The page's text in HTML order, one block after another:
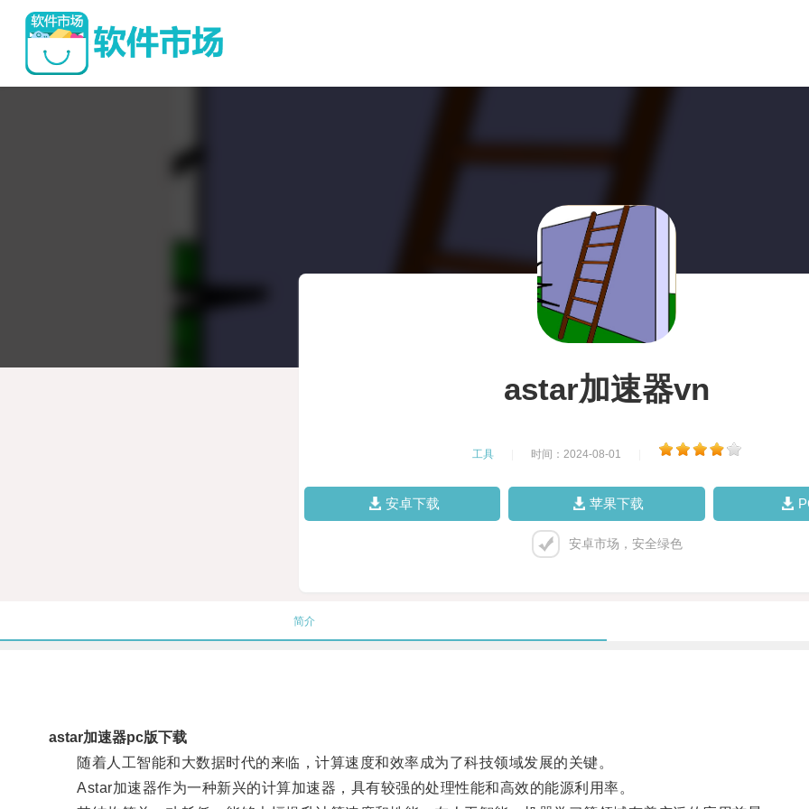
astar加速器vn
工具 时间：2024-08-01
安卓下载 苹果下载
安卓市场，安全绿色
简介
astar加速器pc版下载
随着人工智能和大数据时代的来临，计算速度和效率成为了科技领域发展的关键。
Astar加速器作为一种新兴的计算加速器，具有较强的处理性能和高效的能源利用率。